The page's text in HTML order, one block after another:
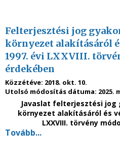
Felterjesztési jog
környezet alakításáról
1997. évi LXXVIII.
érdekében
Közzétéve: 2018. okt. 10.
Utolsó módosítás dátuma: 2025.
Javaslat felterjesztési jog
környezet alakításáról és
LXXVIII. törvény
Tovább...